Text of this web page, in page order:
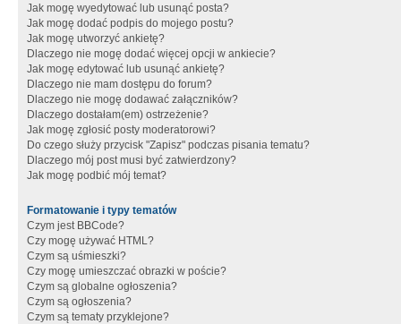
Jak mogę wyedytować lub usunąć posta?
Jak mogę dodać podpis do mojego postu?
Jak mogę utworzyć ankietę?
Dlaczego nie mogę dodać więcej opcji w ankiecie?
Jak mogę edytować lub usunąć ankietę?
Dlaczego nie mam dostępu do forum?
Dlaczego nie mogę dodawać załączników?
Dlaczego dostałam(em) ostrzeżenie?
Jak mogę zgłosić posty moderatorowi?
Do czego służy przycisk "Zapisz" podczas pisania tematu?
Dlaczego mój post musi być zatwierdzony?
Jak mogę podbić mój temat?
Formatowanie i typy tematów
Czym jest BBCode?
Czy mogę używać HTML?
Czym są uśmieszki?
Czy mogę umieszczać obrazki w poście?
Czym są globalne ogłoszenia?
Czym są ogłoszenia?
Czym są tematy przyklejone?